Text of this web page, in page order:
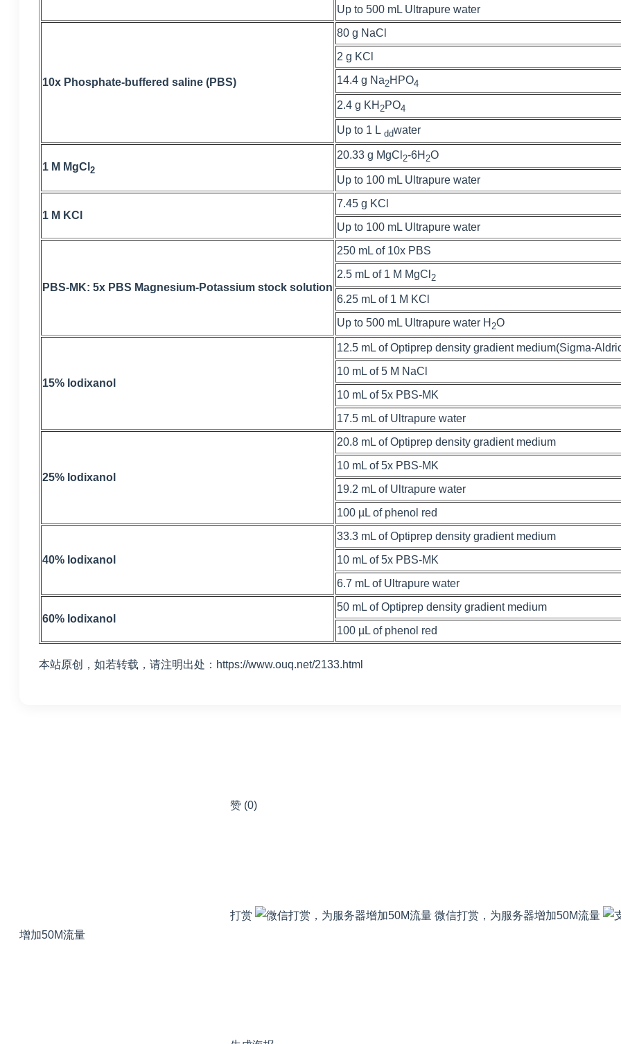
Up to 500 mL Ultrapure water
10x Phosphate-buffered saline (PBS)
80 g NaCl
2 g KCl
14.4 g Na2HPO4
2.4 g KH 2PO4
Up to 1 L ddwater
1 M MgCl 2
20.33 g MgCl 2-6H 2O
Up to 100 mL Ultrapure water
1 M KCl
7.45 g KCl
Up to 100 mL Ultrapure water
PBS-MK: 5x PBS Magnesium-Potassium stock solution
250 mL of 10x PBS
2.5 mL of 1 M MgCl 2
6.25 mL of 1 M KCl
Up to 500 mL Ultrapure water H 2O
15% Iodixanol
12.5 mL of Optiprep density gradient medium(Sigma-
10 mL of 5 M NaCl
10 mL of 5x PBS-MK
17.5 mL of Ultrapure water
25% Iodixanol
20.8 mL of Optiprep density gradient medium
10 mL of 5x PBS-MK
19.2 mL of Ultrapure water
100 µL of phenol red
40% Iodixanol
33.3 mL of Optiprep density gradient medium
10 mL of 5x PBS-MK
6.7 mL of Ultrapure water
60% Iodixanol
50 mL of Optiprep density gradient medium
100 µL of phenol red
本站原创，如若转载，请注明出处：https://www.ouq.net/2133.html
赞 (0)
打赏
微信打赏，为服务器增加50M流量
增加50M流量